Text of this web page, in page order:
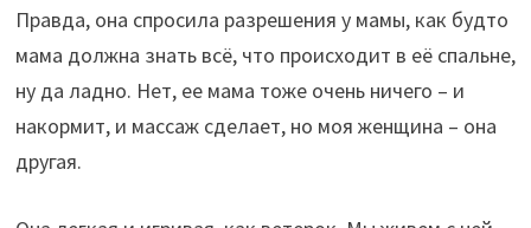
Правда, она спросила разрешения у мамы, как будто
мама должна знать всё, что происходит в её спальне,
ну да ладно. Нет, ее мама тоже очень ничего – и
накормит, и массаж сделает, но моя женщина – она
другая.